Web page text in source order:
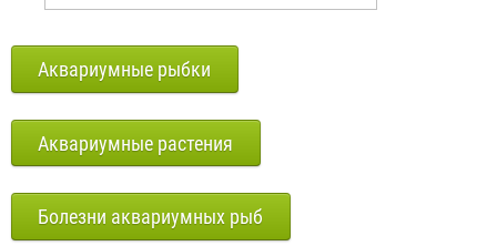
Аквариумные рыбки
Аквариумные растения
Болезни аквариумных рыб